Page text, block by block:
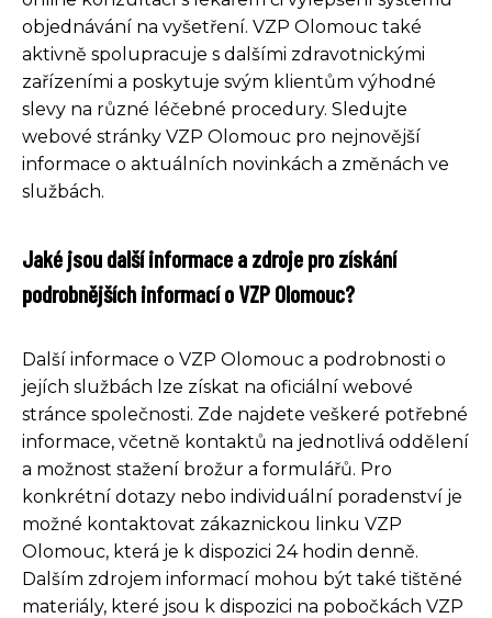
objednávání na vyšetření. VZP Olomouc také
aktivně spolupracuje s dalšími zdravotnickými
zařízeními a poskytuje svým klientům výhodné
slevy na různé léčebné procedury. Sledujte
webové stránky VZP Olomouc pro nejnovější
informace o aktuálních novinkách a změnách ve
službách.
Jaké jsou další informace a zdroje pro získání
podrobnějších informací o VZP Olomouc?
Další informace o VZP Olomouc a podrobnosti o
jejích službách lze získat na oficiální webové
stránce společnosti. Zde najdete veškeré potřebné
informace, včetně kontaktů na jednotlivá oddělení
a možnost stažení brožur a formulářů. Pro
konkrétní dotazy nebo individuální poradenství je
možné kontaktovat zákaznickou linku VZP
Olomouc, která je k dispozici 24 hodin denně.
Dalším zdrojem informací mohou být také tištěné
materiály, které jsou k dispozici na pobočkách VZP